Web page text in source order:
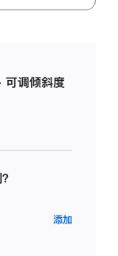
调倾斜度
添加